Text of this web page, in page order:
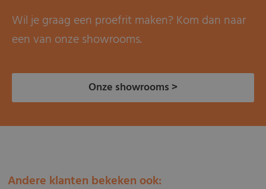
Wil je graag een proefrit maken? Kom dan naar
een van onze showrooms.
Onze showrooms >
Andere klanten bekeken ook: